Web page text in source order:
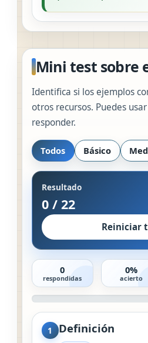
Mini test sobre
Identifica si los ejemplos
otros recursos. Puedes
responder.
Todos Básico
Resultado
0 / 22
Reiniciar
0
respondidas
0%
acierto
1 Definición